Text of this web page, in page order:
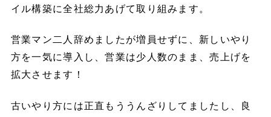
イル構築に全社総力あげて取り組みます。
営業マン二人辞めましたが増員せずに、新しいやり
方を一気に導入し、営業は少人数のまま、売上げを
拡大させます！
古いやり方には正直もううんざりしてましたし、良